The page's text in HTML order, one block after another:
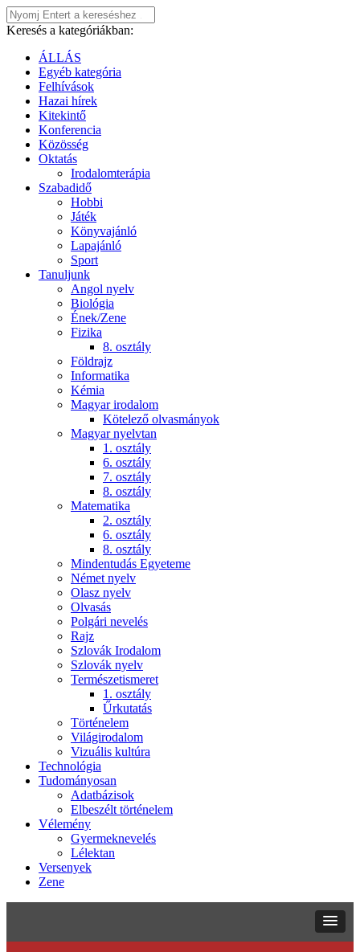
Keresés a kategóriákban:
ÁLLÁS
Egyéb kategória
Felhívások
Hazai hírek
Kitekintő
Konferencia
Közösség
Oktatás
Irodalomterápia
Szabadidő
Hobbi
Játék
Könyvajánló
Lapajánló
Sport
Tanuljunk
Angol nyelv
Biológia
Ének/Zene
Fizika
8. osztály
Földrajz
Informatika
Kémia
Magyar irodalom
Kötelező olvasmányok
Magyar nyelvtan
1. osztály
6. osztály
7. osztály
8. osztály
Matematika
2. osztály
6. osztály
8. osztály
Mindentudás Egyeteme
Német nyelv
Olasz nyelv
Olvasás
Polgári nevelés
Rajz
Szlovák Irodalom
Szlovák nyelv
Természetismeret
1. osztály
Űrkutatás
Történelem
Világirodalom
Vizuális kultúra
Technológia
Tudományosan
Adatbázisok
Elbeszélt történelem
Vélemény
Gyermeknevelés
Lélektan
Versenyek
Zene